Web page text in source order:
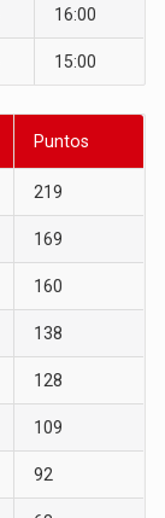
16:00
15:00
Puntos
219
169
160
138
128
109
92